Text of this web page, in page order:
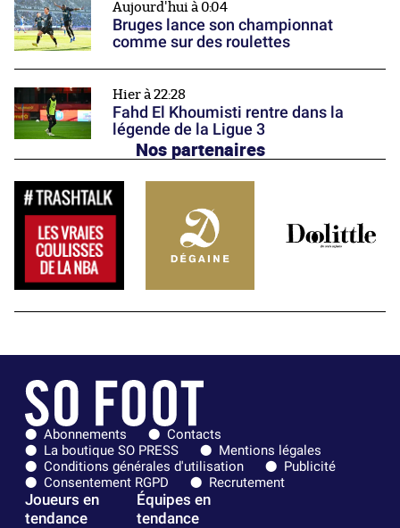
Aujourd'hui à 0:04
Bruges lance son championnat
comme sur des roulettes
Hier à 22:28
Fahd El Khoumisti rentre dans la
légende de la Ligue 3
Nos partenaires
Abonnements
Contacts
La boutique SO PRESS
Mentions légales
Conditions générales d'utilisation
Publicité
Consentement RGPD
Recrutement
Joueurs en
tendance
Équipes en
tendance